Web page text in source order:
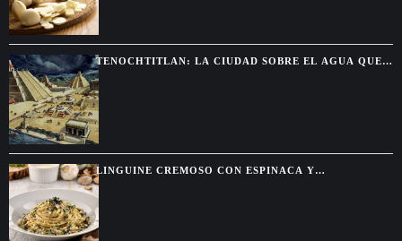
TENOCHTITLAN: LA CIUDAD SOBRE EL AGUA QUE
DEJÓ SIN PALABRAS A LOS CONQUISTADORES
LINGUINE CREMOSO CON ESPINACA Y
ALCACHOFA, UNA PASTA FÁCIL CON SABOR DE
RESTAURANTE